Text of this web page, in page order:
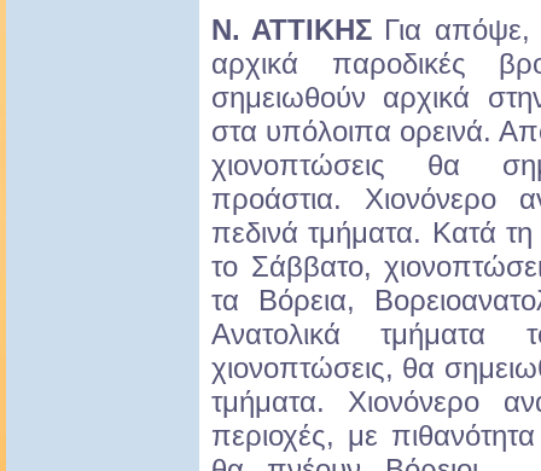
Ν. ΑΤΤΙΚΗΣ Για απόψε,
αρχικά παροδικές
σημειωθούν αρχικά
στα υπόλοιπα ορεινά.
χιονοπτώσεις θα
προάστια. Χιονόνερο
πεδινά τμήματα. Κατά
το Σάββατο,
τα Βόρεια,
Ανατολικά τμήματα
χιονοπτώσεις, θα
τμήματα. Χιονόνερο
περιοχές, με